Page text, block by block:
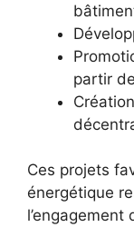
partir
Ces projets
énergétique